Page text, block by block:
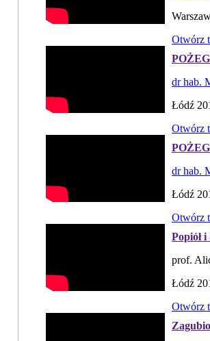
Otwórz
dr hab.
Łódź
Otwórz
dr hab.
Łódź
Otwórz
Popiół
prof.
Łódź
Otwórz